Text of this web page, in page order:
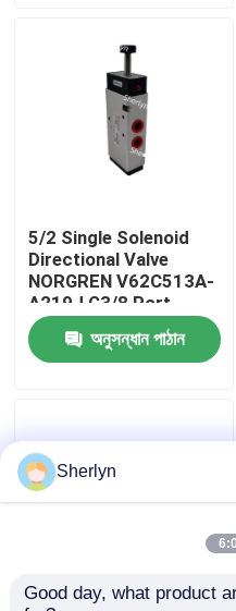
কারখানা পরিদর্শন
গুণমান নিয়ন্ত্রণ
খবর
বায়ুসংক্রান্ত পাইপ ফিটিং
5/2 Single Solenoid
Directional Valve
NORGREN V62C513A-
A219J G3/8 Port
2600L/min Pilot
Operated 220/240V
AC Push Locked
অনুসন্ধান পাঠান
Sherlyn
Good day, what product